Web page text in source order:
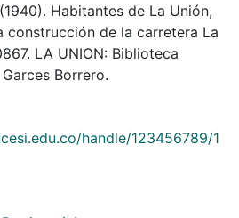
Habitantes de La Unión,
construcción de la carretera La
LA UNION: Biblioteca
Borrero.
handle/123456789/1